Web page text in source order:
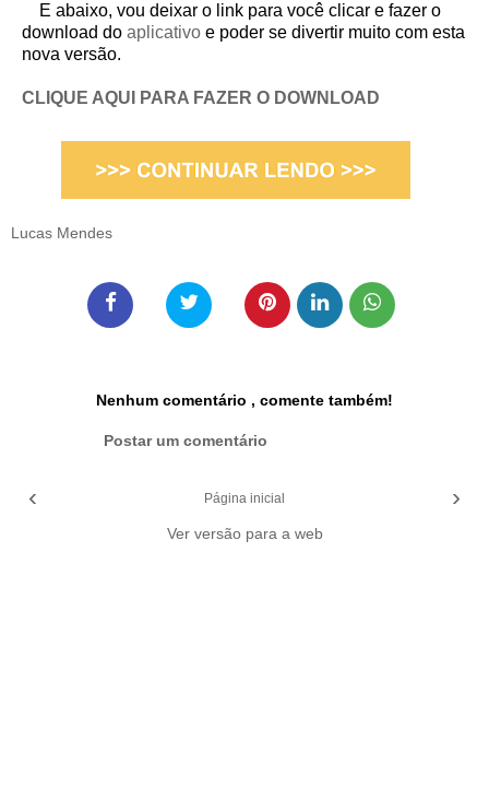
E abaixo, vou deixar o link para você clicar e fazer o
download do aplicativo e poder se divertir muito com esta
nova versão.
CLIQUE AQUI PARA FAZER O DOWNLOAD
Lucas Mendes
Nenhum comentário , comente também!
Postar um comentário
‹ ›
Página inicial
Ver versão para a web